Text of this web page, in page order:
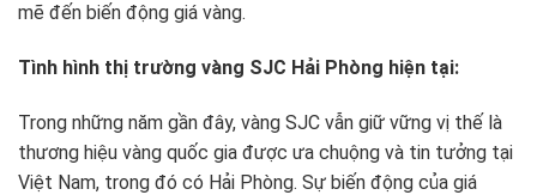
mẽ đến biến động giá vàng.
Tình hình thị trường vàng SJC Hải Phòng hiện tại:
Trong những năm gần đây, vàng SJC vẫn giữ vững vị thế là
thương hiệu vàng quốc gia được ưa chuộng và tin tưởng tại
Việt Nam, trong đó có Hải Phòng. Sự biến động của giá